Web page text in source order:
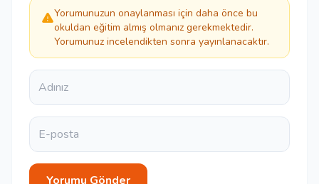
Yorumunuzun onaylanması için daha önce bu
okuldan eğitim almış olmanız gerekmektedir.
Yorumunuz incelendikten sonra yayınlanacaktır.